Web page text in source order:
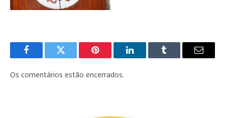
FacebookTwitter Pinterest LinkedInTumblr
E-
Os comentários estão encerrados.